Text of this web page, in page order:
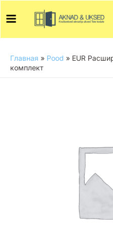
содержимому
Menu
Главная » Pood » EUR
комплект